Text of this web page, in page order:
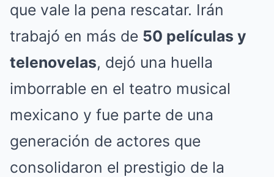
que vale la pena rescatar. Irán
trabajó en más de 50 películas y
telenovelas, dejó una huella
imborrable en el teatro musical
mexicano y fue parte de una
generación de actores que
consolidaron el prestigio de la